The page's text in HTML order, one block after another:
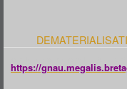
https://